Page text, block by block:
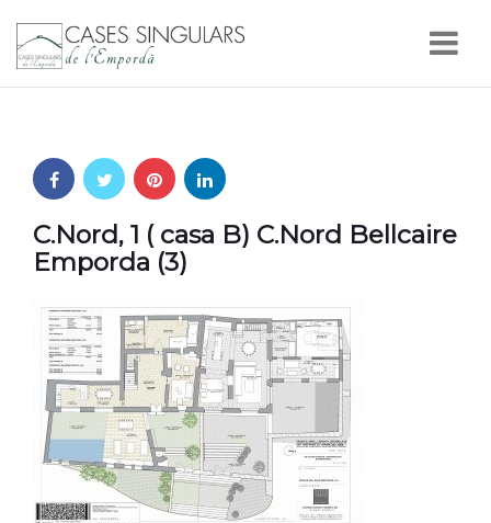
C.Nord, 1 ( casa B) C.Nord Bellcaire
Emporda (3)